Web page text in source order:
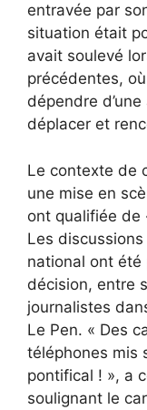
entravée par
situation était
avait soulevé
précédentes,
dépendre
déplacer et
Le contexte de
une mise en
ont qualifiée de
Les
national ont été
décision, entre
journalistes
Le Pen. « Des
téléphones mis
pontifical ! », a
soulignant le